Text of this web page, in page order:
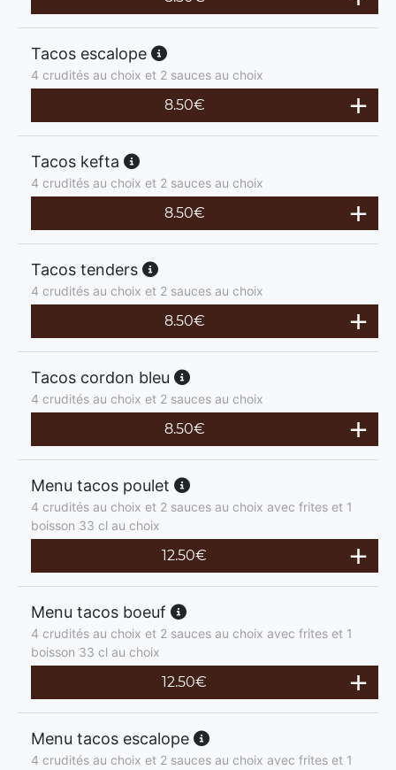
Tacos escalope
4 crudités au choix et 2 sauces au choix
8.50€
Tacos kefta
4 crudités au choix et 2 sauces au choix
8.50€
Tacos tenders
4 crudités au choix et 2 sauces au choix
8.50€
Tacos cordon bleu
4 crudités au choix et 2 sauces au choix
8.50€
Menu tacos poulet
4 crudités au choix et 2 sauces au choix avec frites et 1
boisson 33 cl au choix
12.50€
Menu tacos boeuf
4 crudités au choix et 2 sauces au choix avec frites et 1
boisson 33 cl au choix
12.50€
Menu tacos escalope
4 crudités au choix et 2 sauces au choix avec frites et 1